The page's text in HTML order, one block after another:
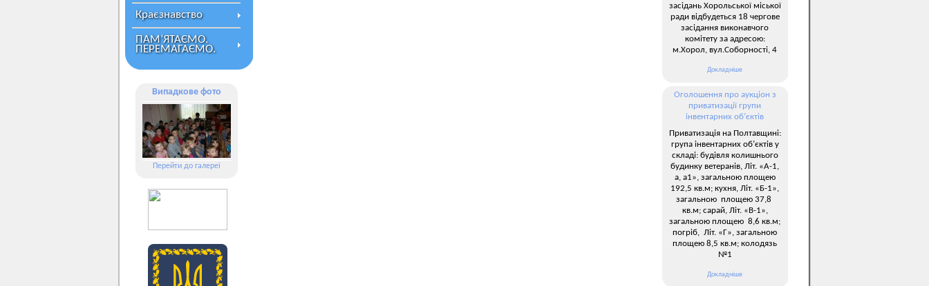
Краєзнавство
ПАМ’ЯТАЄМО.
ПЕРЕМАГАЄМО.
Випадкове фото
Перейти до галереї
засідань Хорольської міської
ради відбудеться 18 чергове
засідання виконавчого
комітету за адресою:
м.Хорол, вул.Соборності, 4
Докладніше
Оголошення про аукціон з
приватизації групи
інвентарних об’єктів
Приватизація на Полтавщині:
група інвентарних об’єктів у
складі: будівля колишнього
будинку ветеранів, Літ. «А-1,
а, а1», загальною площею
192,5 кв.м; кухня, Літ. «Б-1»,
загальною площею 37,8
кв.м; сарай, Літ. «В-1»,
загальною площею 8,6 кв.м;
погріб, Літ. «Г», загальною
площею 8,5 кв.м; колодязь
№1
Докладніше